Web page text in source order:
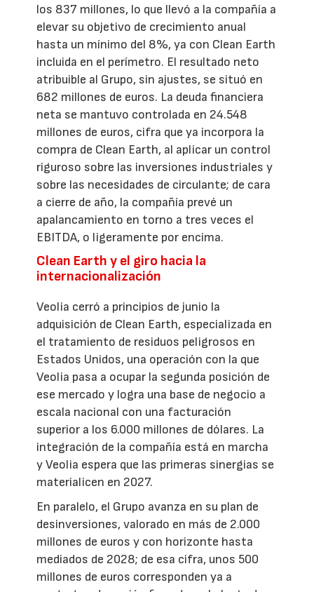
los 837 millones, lo que llevó a la compañía a
elevar su objetivo de crecimiento anual
hasta un mínimo del 8%, ya con Clean Earth
incluida en el perímetro. El resultado neto
atribuible al Grupo, sin ajustes, se situó en
682 millones de euros. La deuda financiera
neta se mantuvo controlada en 24.548
millones de euros, cifra que ya incorpora la
compra de Clean Earth, al aplicar un control
riguroso sobre las inversiones industriales y
sobre las necesidades de circulante; de cara
a cierre de año, la compañía prevé un
apalancamiento en torno a tres veces el
EBITDA, o ligeramente por encima.
Clean Earth y el giro hacia la
internacionalización
Veolia cerró a principios de junio la
adquisición de Clean Earth, especializada en
el tratamiento de residuos peligrosos en
Estados Unidos, una operación con la que
Veolia pasa a ocupar la segunda posición de
ese mercado y logra una base de negocio a
escala nacional con una facturación
superior a los 6.000 millones de dólares. La
integración de la compañía está en marcha
y Veolia espera que las primeras sinergias se
materialicen en 2027.
En paralelo, el Grupo avanza en su plan de
desinversiones, valorado en más de 2.000
millones de euros y con horizonte hasta
mediados de 2028; de esa cifra, unos 500
millones de euros corresponden ya a